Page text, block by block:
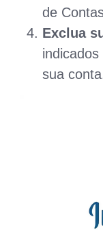
de
Exclua
sua